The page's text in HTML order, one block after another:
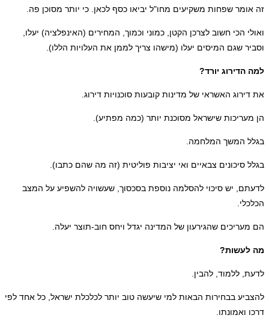
שפחות משקיעים מחו"ל יביאו כסף לכאן. כי יותר מסוכן פה.
הכי חשוב לצרכן הקטן, כמוני וכמוך, המחירים (האינפלציה) יעלו,
שגם המיסים יעלו (מישהו צריך לממן את העלויות הללו).
יורד?
האשראי של מדינות קובעות סוכנויות דירוג.
שישראל מסוכנת יותר (כמה מפתיע).
המשך המלחמה.
סיכונים צבאיים ואי יציבות פוליטית (זה מה שהם כתבו).
יש סיכוי להסלמה נוספת בסכסוך, שעשויה להשפיע על המצב
שהגירעון של המדינה יגדל ויחס חוב-תוצר יעלה.
ללמוד, להבין.
בבחירות הבאות למי שיעשה טוב יותר לכלכלת ישראל, כל אחד לפי
ואמונתו.